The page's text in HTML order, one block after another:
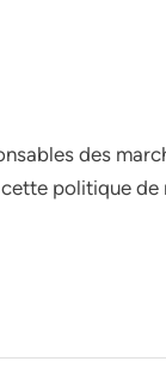
des
politique